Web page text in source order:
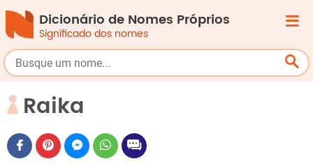
Dicionário de Nomes Próprios
Significado dos nomes
Raika